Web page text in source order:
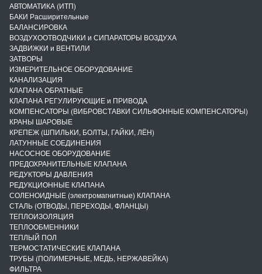
АВТОМАТИКА (ИТП)
БАКИ Расширительные
БАЛАНСИРОВКА
ВОЗДУХООТВОДЧИКИ и СИПАРАТОРЫ ВОЗДУХА
ЗАДВИЖКИ и ВЕНТИЛИ
ЗАТВОРЫ
ИЗМЕРИТЕЛЬНОЕ ОБОРУДОВАНИЕ
КАНАЛИЗАЦИЯ
КЛАПАНА ОБРАТНЫЕ
КЛАПАНА РЕГУЛИРУЮЩИЕ и ПРИВОДА
КОМПЕНСАТОРЫ (ВИБРОВСТАВКИ СИЛЬФОННЫЕ КОМПЕНСАТОРЫ)
КРАНЫ ШАРОВЫЕ
КРЕПЕЖ (ШПИЛЬКИ, БОЛТЫ, ГАЙКИ, ЛЁН)
ЛАТУННЫЕ СОЕДИНЕНИЯ
НАСОСНОЕ ОБОРУДОВАНИЕ
ПРЕДОХРАНИТЕЛЬНЫЕ КЛАПАНА
РЕДУКТОРЫ ДАВЛЕНИЯ
РЕДУКЦИОННЫЕ КЛАПАНА
СОЛЕНОИДНЫЕ (электромагнитные) КЛАПАНА
СТАЛЬ (ОТВОДЫ, ПЕРЕХОДЫ, ФЛАНЦЫ)
ТЕПЛОИЗОЛЯЦИЯ
ТЕПЛООБМЕННИКИ
ТЕПЛЫЙ ПОЛ
ТЕРМОСТАТИЧЕСКИЕ КЛАПАНА
ТРУБЫ (ПОЛИМЕРНЫЕ, МЕДЬ, НЕРЖАВЕЙКА)
ФИЛЬТРА